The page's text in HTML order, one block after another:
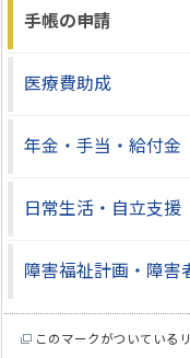
手帳の申請
医療費助成
年金・手当・給付金
日常生活・自立支援
障害福祉計画・障害
このマークがついている